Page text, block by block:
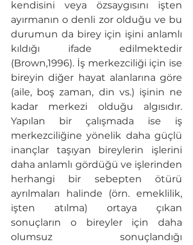
kendisini veya özsaygısını işten
ayırmanın o denli zor olduğu ve bu
durumun da birey için işini anlamlı
kıldığı ifade edilmektedir
(Brown,1996). İş merkezciliği için ise
bireyin diğer hayat alanlarına göre
(aile, boş zaman, din vs.) işinin ne
kadar merkezi olduğu algısıdır.
Yapılan bir çalışmada ise iş
merkezciliğine yönelik daha güçlü
inançlar taşıyan bireylerin işlerini
daha anlamlı gördüğü ve işlerinden
herhangi bir sebepten ötürü
ayrılmaları halinde (örn. emeklilik,
işten atılma) ortaya çıkan
sonuçların o bireyler için daha
olumsuz sonuçlandığı